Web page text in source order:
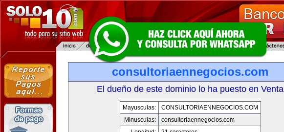
consultoriaennegocios.com
El dueño de este dominio lo ha puesto en Venta
Mayusculas:
CONSULTORIAENNEGOCIOS.COM
Minusculas:
consultoriaennegocios.com